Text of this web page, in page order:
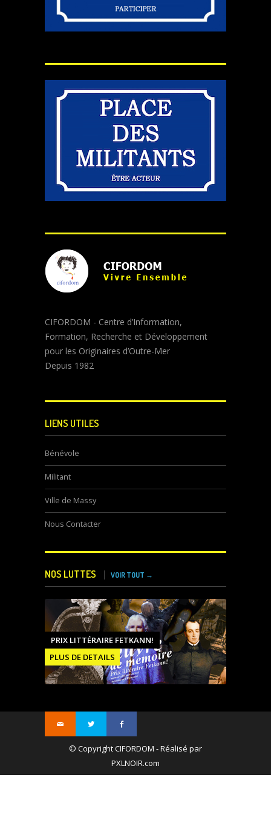
CIFORDOM - Centre d’Information,
Formation, Recherche et Développement
pour les Originaires d’Outre-Mer
Depuis 1982
LIENS UTILES
Bénévole
Militant
Ville de Massy
Nous Contacter
NOS LUTTES VOIR TOUT →
PRIX LITTÉRAIRE FETKANN!
PLUS DE DETAILS
© Copyright CIFORDOM - Réalisé par
PXLNOIR.com